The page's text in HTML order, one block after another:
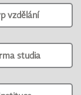
vzdělání
studia